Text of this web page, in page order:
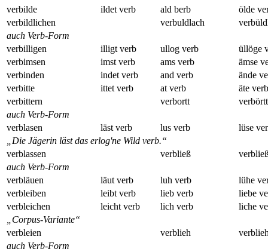
verbilde
ildet verb ald berb
ölde
verbildlichen
verbuldlach
auch Verb-Form
verbilligen
illigt verb ullog verb
üllöge
verbimsen
imst verb ams verb
ämse
verbinden
indet verb and verb
ände
verbitte
ittet verb at verb
äte verb
verbittern
verbortt
auch Verb-Form
verblasen
läst verb lus verb
lüse
„Die Jägerin läst das erlog'ne Wild verb.“
verblassen
verbließ
auch Verb-Form
verbläuen
läut verb luh verb
lühe
verbleiben
leibt verb lieb verb
liebe
verbleichen
leicht verb lich verb
liche
„Corpus-Variante“
verbleien
verblieh
auch Verb-Form